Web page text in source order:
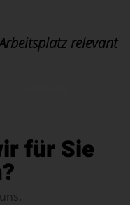
relevant
für Sie